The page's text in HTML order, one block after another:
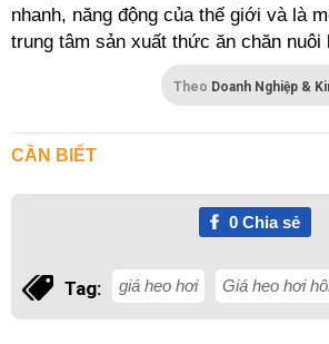
nhanh, năng động của thế giới và là
trung tâm sản xuất thức ăn chăn
Theo Doanh Nghiệp &
CẦN BIẾT
0Chia sẻ
Tag: giá heo hơi Giá heo hơi